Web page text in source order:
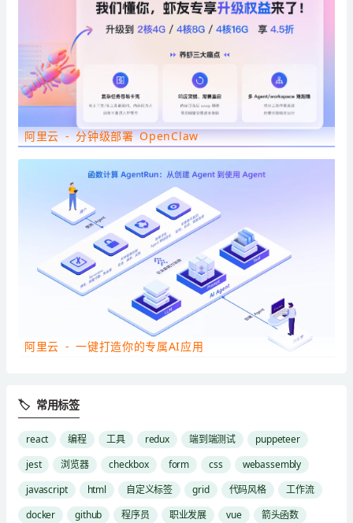
阿里云 - 分钟级部署 OpenClaw
阿里云 - 一键打造你的专属AI应用
🏷 常用标签
react 编程 工具 redux 端到端测试
puppeteer
jest
浏览器 checkbox form css
webassembly
javascript
html 自定义标签 grid 代码风格
工作流
docker
github 程序员 职业发展 vue
箭头函数